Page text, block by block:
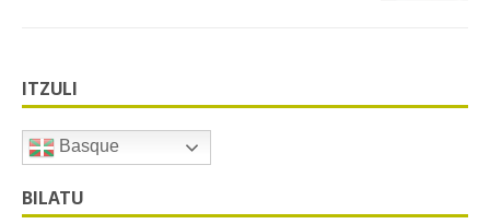
ITZULI
Basque
BILATU